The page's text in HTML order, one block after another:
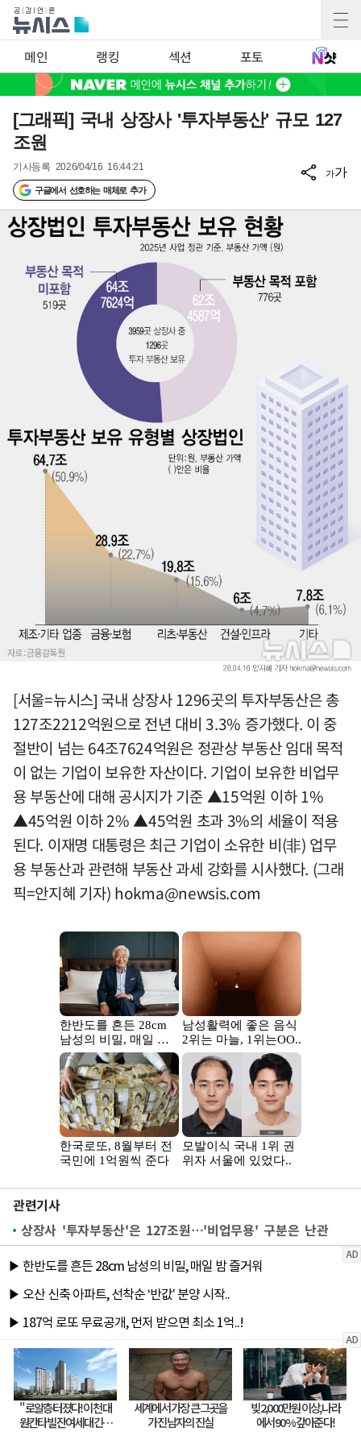
메인 랭킹 섹션 포토
[그래픽] 국내 상장사 '투자부동산' 규모 127
조원
기사등록 2026/04/16 16:44:21
구글에서 선호하는 매체로 추가
가가
[서울=뉴시스] 국내 상장사 1296곳의 투자부동산은 총
127조2212억원으로 전년 대비 3.3% 증가했다. 이 중
절반이 넘는 64조7624억원은 정관상 부동산 임대 목적
이 없는 기업이 보유한 자산이다. 기업이 보유한 비업무
용 부동산에 대해 공시지가 기준 ▲15억원 이하 1%
▲45억원 이하 2% ▲45억원 초과 3%의 세율이 적용
된다. 이재명 대통령은 최근 기업이 소유한 비(非) 업무
용 부동산과 관련해 부동산 과세 강화를 시사했다. (그래
픽=안지혜 기자) hokma@newsis.com
관련기사
상장사 '투자부동산'은 127조원…'비업무용' 구분은 난관